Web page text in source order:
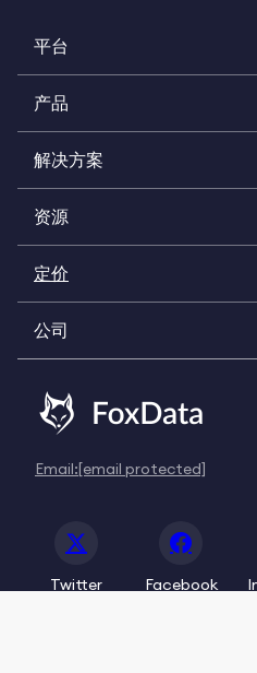
平台
产品
解决方案
资源
定价
公司
Email:[email protected]
Twitter Facebook